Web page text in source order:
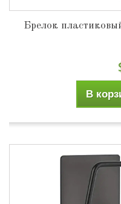
Брелок
В